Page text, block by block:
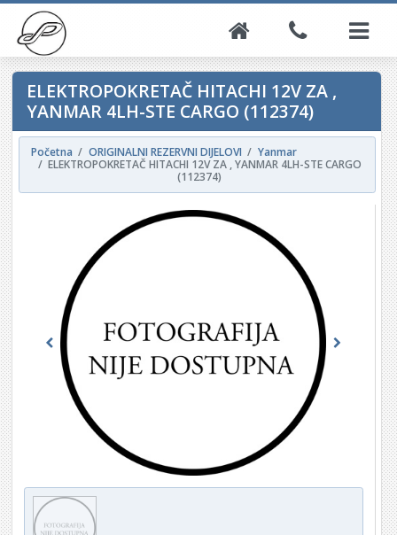
ELEKTROPOKRETAČ HITACHI 12V ZA ,
YANMAR 4LH-STE CARGO (112374)
Početna ORIGINALNI REZERVNI DIJELOVI
Yanmar
ELEKTROPOKRETAČ HITACHI 12V ZA , YANMAR 4LH-STE CARGO
(112374)
Previous Next